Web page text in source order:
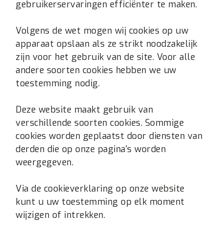
gebruikerservaringen efficiënter te maken.
Volgens de wet mogen wij cookies op uw
apparaat opslaan als ze strikt noodzakelijk
zijn voor het gebruik van de site. Voor alle
andere soorten cookies hebben we uw
toestemming nodig.
Deze website maakt gebruik van
verschillende soorten cookies. Sommige
cookies worden geplaatst door diensten van
derden die op onze pagina's worden
weergegeven.
Via de cookieverklaring op onze website
kunt u uw toestemming op elk moment
wijzigen of intrekken.